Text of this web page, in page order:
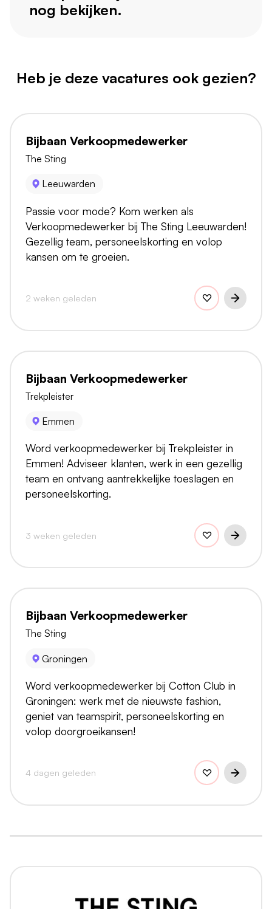
nog bekijken.
Heb je deze vacatures ook gezien?
Bijbaan Verkoopmedewerker
The Sting
Leeuwarden
Passie voor mode? Kom werken als
Verkoopmedewerker bij The Sting Leeuwarden!
Gezellig team, personeelskorting en volop
kansen om te groeien.
2 weken geleden
Bijbaan Verkoopmedewerker
Trekpleister
Emmen
Word verkoopmedewerker bij Trekpleister in
Emmen! Adviseer klanten, werk in een gezellig
team en ontvang aantrekkelijke toeslagen en
personeelskorting.
3 weken geleden
Bijbaan Verkoopmedewerker
The Sting
Groningen
Word verkoopmedewerker bij Cotton Club in
Groningen: werk met de nieuwste fashion,
geniet van teamspirit, personeelskorting en
volop doorgroeikansen!
4 dagen geleden